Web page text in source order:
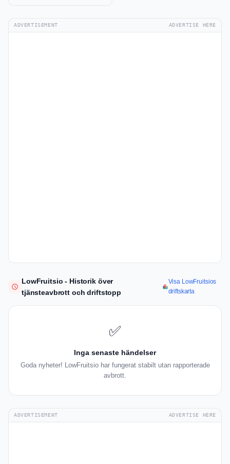
ADVERTISEMENT ADVERTISE HERE
LowFruitsio - Historik över
tjänsteavbrott och driftstopp
Visa LowFruitsios
driftskarta
✅
Inga senaste händelser
Goda nyheter! LowFruitsio har fungerat stabilt utan rapporterade
avbrott.
ADVERTISEMENT ADVERTISE HERE